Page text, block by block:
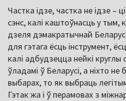
Частка ідзе, частка не ідзе –
сэнс, калі каштоўнасць у тым,
дзеля дэмакратычнай
для гэтага ёсць інструмент,
калі адбудзецца нейкі круглы
ўладамі ў Беларусі, а ніхто
выбарах, то як выбраць
Гэтак жа і ў перамовах з